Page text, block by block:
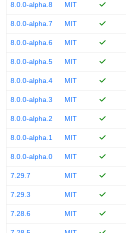
8.0.0-alpha.8 MIT
8.0.0-alpha.7 MIT
8.0.0-alpha.6 MIT
8.0.0-alpha.5 MIT
8.0.0-alpha.4 MIT
8.0.0-alpha.3 MIT
8.0.0-alpha.2 MIT
8.0.0-alpha.1 MIT
8.0.0-alpha.0 MIT
7.29.7 MIT
7.29.3 MIT
7.28.6 MIT